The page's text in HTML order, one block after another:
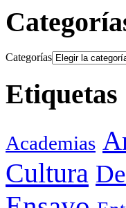
Categorías
Etiquetas
Academias
Cultura